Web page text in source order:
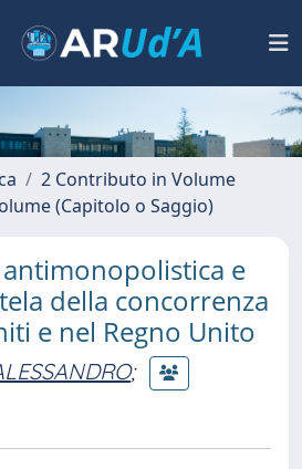
2 Contributo in Volume
(Capitolo o Saggio)
antimonopolistica e
della concorrenza
e nel Regno Unito
;